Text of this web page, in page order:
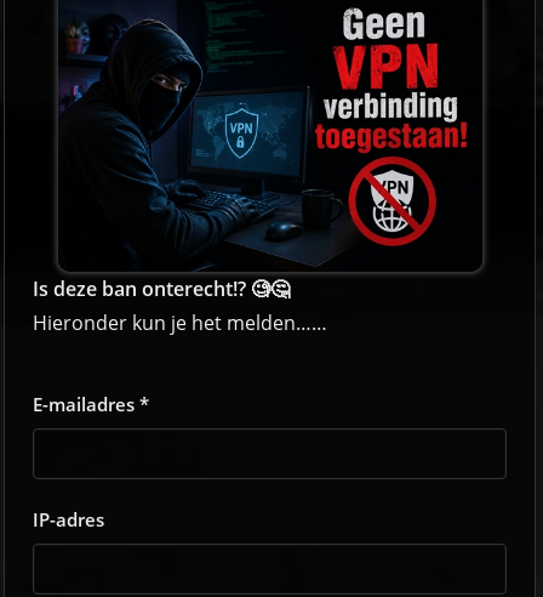
Is deze ban onterecht!? 🧐🤔
Hieronder kun je het melden……
E-mailadres *
IP-adres